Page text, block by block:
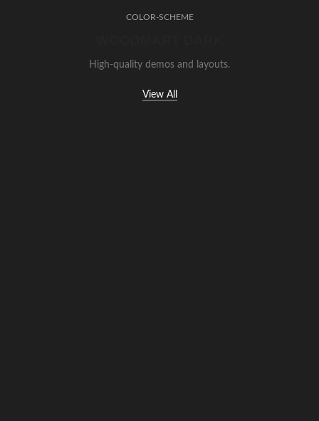
COLOR-SCHEME
High-quality demos and layouts.
View All